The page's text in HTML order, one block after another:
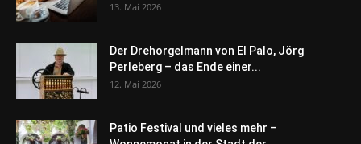
13. Mai 2026
Der Drehorgelmann von El Palo, Jörg
Perleberg – das Ende einer...
12. Mai 2026
Patio Festival und vieles mehr –